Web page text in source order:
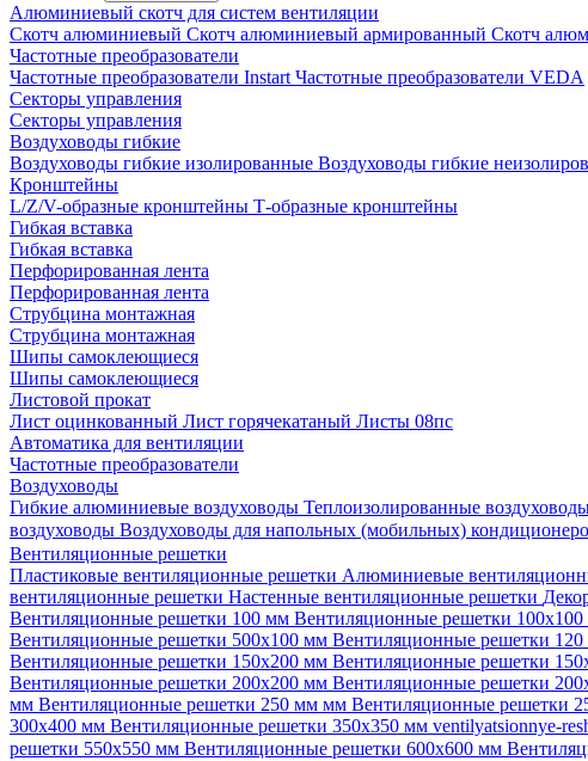
Алюминиевый скотч для систем вентиляции
Скотч алюминиевый Скотч алюминиевый армированный Скотч
Частотные преобразователи
Частотные преобразователи Instart Частотные преобразователи VEDA
Секторы управления
Секторы управления
Воздуховоды гибкие
Воздуховоды гибкие изолированные Воздуховоды гибкие
Кронштейны
L/Z/V-образные кронштейны Т-образные кронштейны
Гибкая вставка
Гибкая вставка
Перфорированная лента
Перфорированная лента
Струбцина монтажная
Струбцина монтажная
Шипы самоклеющиеся
Шипы самоклеющиеся
Листовой прокат
Лист оцинкованный Лист горячекатаный Листы 08пс
Автоматика для вентиляции
Частотные преобразователи
Воздуховоды
Гибкие алюминиевые воздуховоды Теплоизолированные
воздуховоды Воздуховоды для напольных (мобильных)
Вентиляционные решетки
Пластиковые вентиляционные решетки Алюминиевые
вентиляционные решетки Настенные вентиляционные решетки
Вентиляционные решетки 100 мм Вентиляционные решетки
Вентиляционные решетки 500х100 мм Вентиляционные решетки
Вентиляционные решетки 150х200 мм Вентиляционные решетки
Вентиляционные решетки 200х200 мм Вентиляционные решетки
мм Вентиляционные решетки 250 мм мм Вентиляционные решетки
300х400 мм Вентиляционные решетки 350х350 мм ventilyatsionnye-
решетки 550х550 мм Вентиляционные решетки 600х600 мм